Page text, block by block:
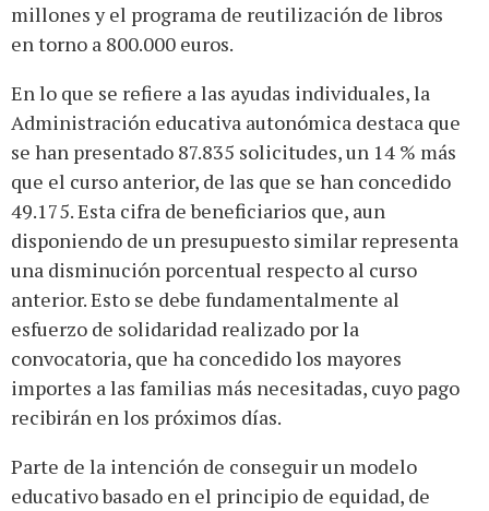
millones y el programa de reutilización de libros
en torno a 800.000 euros.
En lo que se refiere a las ayudas individuales, la
Administración educativa autonómica destaca que
se han presentado 87.835 solicitudes, un 14 % más
que el curso anterior, de las que se han concedido
49.175. Esta cifra de beneficiarios que, aun
disponiendo de un presupuesto similar representa
una disminución porcentual respecto al curso
anterior. Esto se debe fundamentalmente al
esfuerzo de solidaridad realizado por la
convocatoria, que ha concedido los mayores
importes a las familias más necesitadas, cuyo pago
recibirán en los próximos días.
Parte de la intención de conseguir un modelo
educativo basado en el principio de equidad, de